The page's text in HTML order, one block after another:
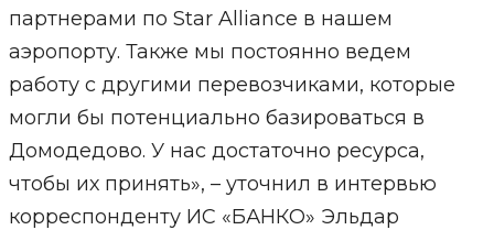
партнерами по Star Alliance в нашем
аэропорту. Также мы постоянно ведем
работу с другими перевозчиками, которые
могли бы потенциально базироваться в
Домодедово. У нас достаточно ресурса,
чтобы их принять», – уточнил в интервью
корреспонденту ИС «БАНКО» Эльдар